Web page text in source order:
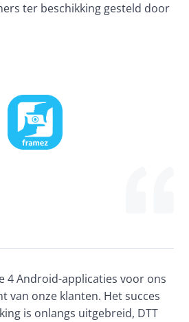
ter beschikking gesteld door
4 Android-applicaties voor ons
van onze klanten. Het succes
is onlangs uitgebreid, DTT